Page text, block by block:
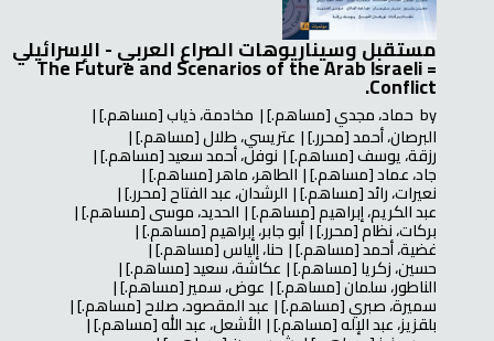
مستقبل وسيناريوهات الصراع العربي - الإسرائيلي
= The Future and Scenarios of the Arab Israeli
Conflict.
by حماد، مجدي[مساهم.] مخادمة، ذياب[مساهم.]
البرصان، أحمد[محرر.] عتريسي، طلال[مساهم.]
رزقة، يوسف[مساهم.] نوفل، أحمد سعيد[مساهم.]
جاد، عماد[مساهم.] الطاهر، ماهر[مساهم.]
نعيرات، رائد[مساهم.] الرشدان، عبد الفتاح[محرر.]
عبد الكريم، إبراهيم[مساهم.] الحديد، موسى[مساهم.]
بركات، نظام[محرر.] أبو جابر، إبراهيم[مساهم.]
غضية، أحمد[مساهم.] حنا، إلياس[مساهم.]
حسين، زكريا[مساهم.] عكاشة، سعيد[مساهم.]
الناطور، سلمان[مساهم.] عوض، سمير[مساهم.]
سميرة، صبري[مساهم.] عبد المقصود، صلاح[مساهم.]
بلقزيز، عبد الإله[مساهم.] الأشعل، عبد الله[مساهم.]